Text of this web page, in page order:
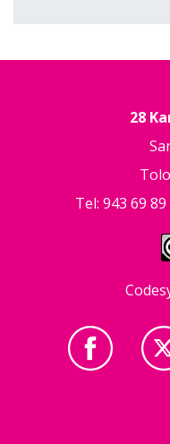
28
Tel: 943 69 89